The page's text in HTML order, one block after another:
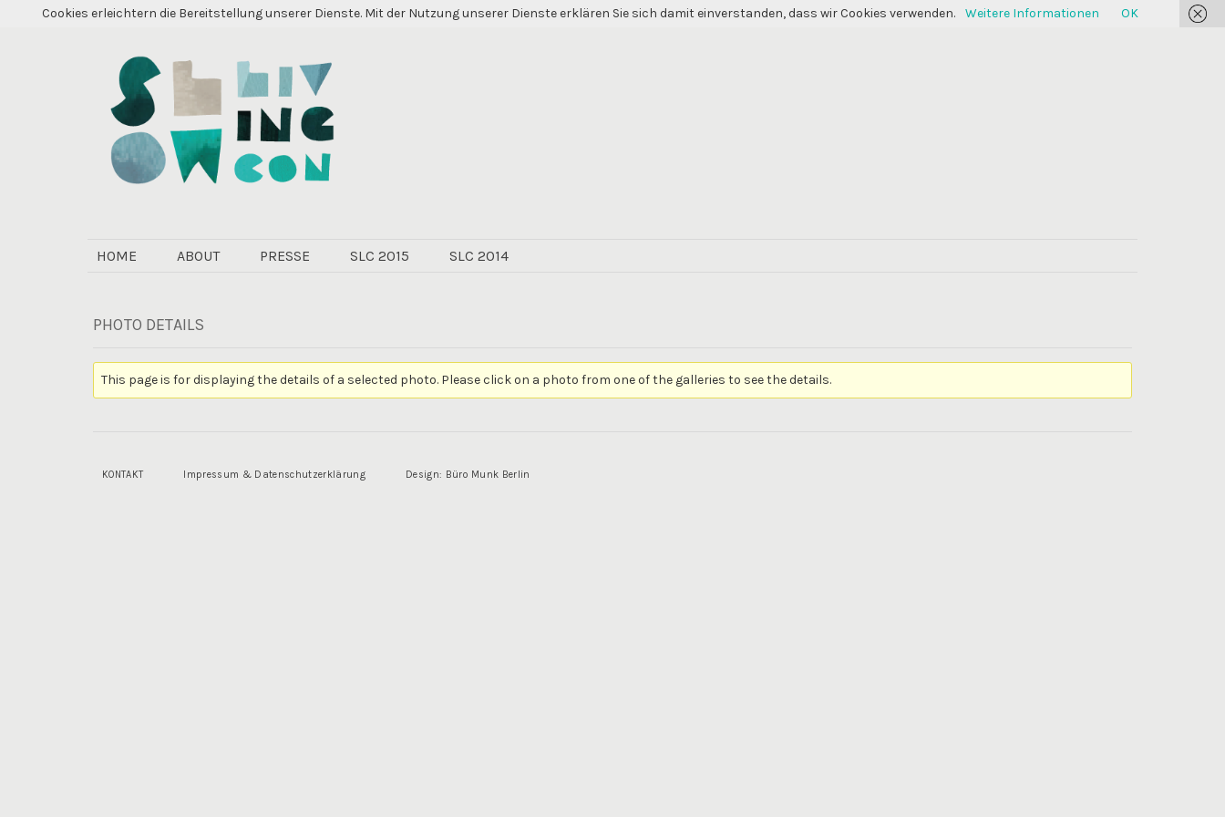
PRIMÄR-
HOME ABOUT PRESSE SLC 2015 SLC 2014
PHOTO DETAILS
This page is for displaying the details of a selected photo. Please click on a photo from one of the galleries to see the details.
KONTAKT Impressum & Datenschutzerklärung Design: Büro Munk Berlin
Cookies erleichtern die Bereitstellung unserer Dienste. Mit der Nutzung unserer Dienste erklären Sie sich damit einverstanden, dass wir Cookies verwenden. Weitere Informationen OK